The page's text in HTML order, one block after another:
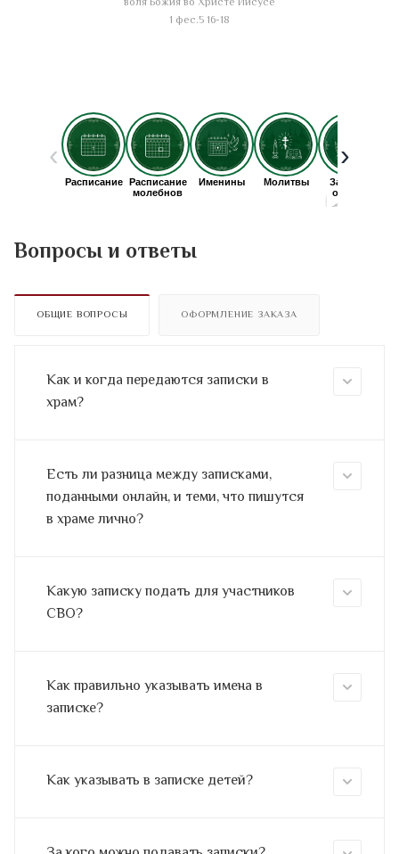
1 фес.5 16-18
Вопросы и ответы
ОБЩИЕ ВОПРОСЫ ОФОРМЛЕНИЕ ЗАКАЗА
Как и когда передаются записки в
храм?
Есть ли разница между записками,
поданными онлайн, и теми, что пишутся
в храме лично?
Какую записку подать для участников
СВО?
Как правильно указывать имена в
записке?
Как указывать в записке детей?